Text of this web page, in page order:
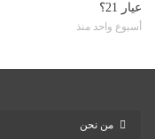
عيار 21؟
أسبوع واحد منذ
من نحن